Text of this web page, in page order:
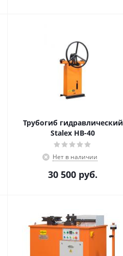
Трубогиб гидравлический
Stalex HB-40
Нет в наличии
30 500 руб.